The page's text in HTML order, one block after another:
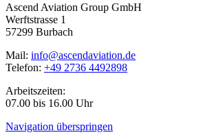
Ascend Aviation Group GmbH
Werftstrasse 1
57299 Burbach
Mail: info@ascendaviation.de
Telefon: +49 2736 4492898
Arbeitszeiten:
07.00 bis 16.00 Uhr
Navigation überspringen